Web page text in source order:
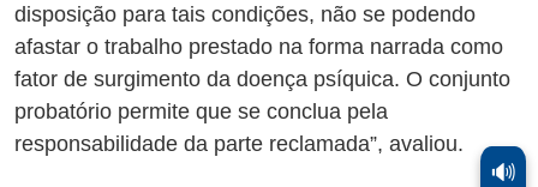
disposição para tais condições, não se podendo
afastar o trabalho prestado na forma narrada como
fator de surgimento da doença psíquica. O conjunto
probatório permite que se conclua pela
responsabilidade da parte reclamada”, avaliou.
🔊